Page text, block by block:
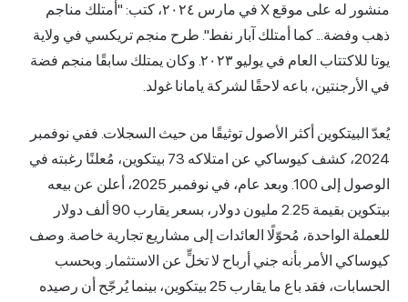
منشور له على موقع X في مارس ٢٠٢٤، كتب: "أمتلك مناجم
ذهب وفضة... كما أمتلك آبار نفط". طرح منجم تريكسي في ولاية
يوتا للاكتتاب العام في يوليو ٢٠٢٣. وكان يمتلك سابقًا منجم فضة
في الأرجنتين، باعه لاحقًا لشركة يامانا غولد.
يُعدّ البيتكوين أكثر الأصول توثيقًا من حيث السجلات. ففي نوفمبر
2024، كشف كيوساكي عن امتلاكه 73 بيتكوين، مُعلنًا رغبته في
الوصول إلى 100. وبعد عام، في نوفمبر 2025، أعلن عن بيعه
بيتكوين بقيمة 2.25 مليون دولار، بسعر يقارب 90 ألف دولار
للعملة الواحدة، مُحوّلًا العائدات إلى مشاريع تجارية خاصة. وصف
كيوساكي الأمر بأنه جني أرباح لا تخلٍّ عن الاستثمار. وبحسب
الحسابات، فقد باع ما يقارب 25 بيتكوين، بينما يُرجّح أن رصيده